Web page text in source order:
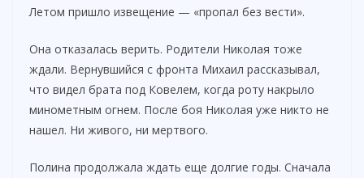
Летом пришло извещение — «пропал без вести».
Она отказалась верить. Родители Николая тоже
ждали. Вернувшийся с фронта Михаил рассказывал,
что видел брата под Ковелем, когда роту накрыло
минометным огнем. После боя Николая уже никто не
нашел. Ни живого, ни мертвого.
Полина продолжала ждать еще долгие годы. Сначала